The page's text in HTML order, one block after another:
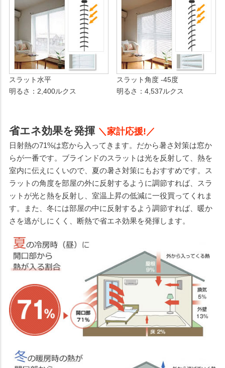
スラット水平
明るさ：2,400ルクス
スラット角度 -45度
明るさ：4,537ルクス
省エネ効果を発揮 ＼家計応援!／
日射熱の71%は窓から入ってきます。だから暑さ対策は窓か
らが一番です。ブラインドのスラットは光を反射して、熱を
室内に伝えにくいので、夏の暑さ対策にもおすすめです。ス
ラットの角度を部屋の外に反射するように調節すれば、スラ
ットが光と熱を反射し、室温上昇の低減に一役買ってくれま
す。また、冬には部屋の中に反射するよう調節すれば、暖か
さを逃がしにくく、断熱で省エネ効果を発揮します。